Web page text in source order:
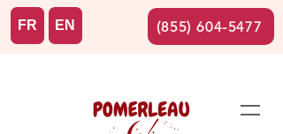
FR EN (855) 604-5477